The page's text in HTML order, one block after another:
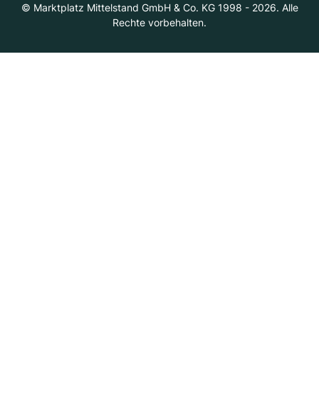
© Marktplatz Mittelstand GmbH & Co. KG 1998 - 2026. Alle
Rechte vorbehalten.